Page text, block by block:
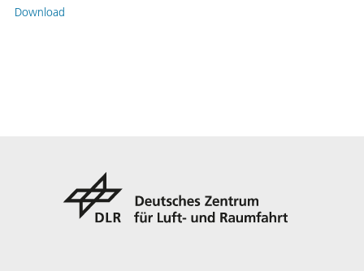
Download